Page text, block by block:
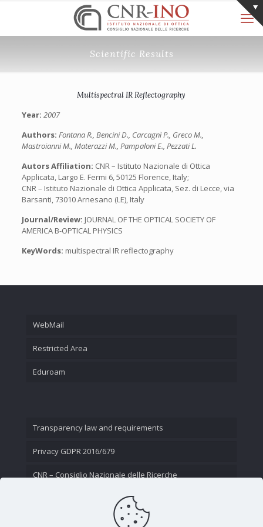
Scientific Results
Multispectral IR Reflectography
Year: 2007
Authors: Fontana R., Bencini D., Carcagnì P., Greco M.,
Mastroianni M., Materazzi M., Pampaloni E., Pezzati L.
Autors Affiliation: CNR – Istituto Nazionale di Ottica
Applicata, Largo E. Fermi 6, 50125 Florence, Italy;
CNR – Istituto Nazionale di Ottica Applicata, Sez. di Lecce, via
Barsanti, 73010 Arnesano (LE), Italy
Journal/Review: JOURNAL OF THE OPTICAL SOCIETY OF
AMERICA B-OPTICAL PHYSICS
KeyWords: multispectral IR reflectography
WebMail
Restricted Area
Eduroam
Transparency law and requirements
Privacy GDPR 2016/679
CNR – Consiglio Nazionale delle Ricerche